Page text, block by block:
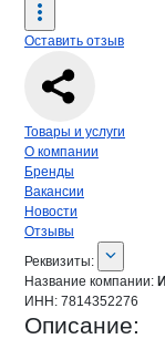
Оставить отзыв
Навигация
Товары и услуги
О компании
Бренды
Вакансии
Новости
Отзывы
О компании
Реквизиты
Реквизиты:
Название компании:
ИНН: 7814352276
Описание: